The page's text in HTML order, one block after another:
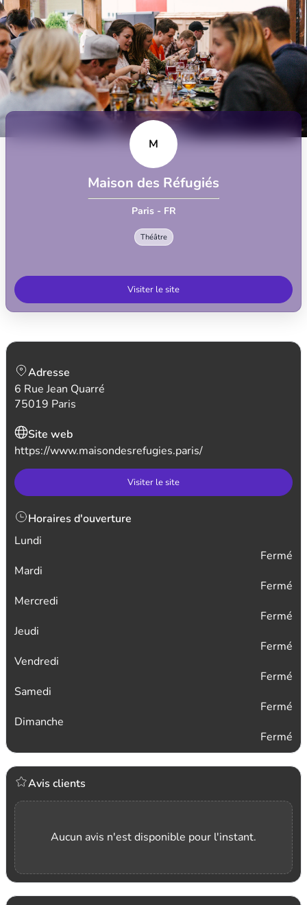
M
Maison des Réfugiés
Paris - FR
Théâtre
Visiter le site
Adresse
6 Rue Jean Quarré
75019 Paris
Site web
https://www.maisondesrefugies.paris/
Visiter le site
Horaires d'ouverture
Lundi
Fermé
Mardi
Fermé
Mercredi
Fermé
Jeudi
Fermé
Vendredi
Fermé
Samedi
Fermé
Dimanche
Fermé
Avis clients
Aucun avis n'est disponible pour l'instant.